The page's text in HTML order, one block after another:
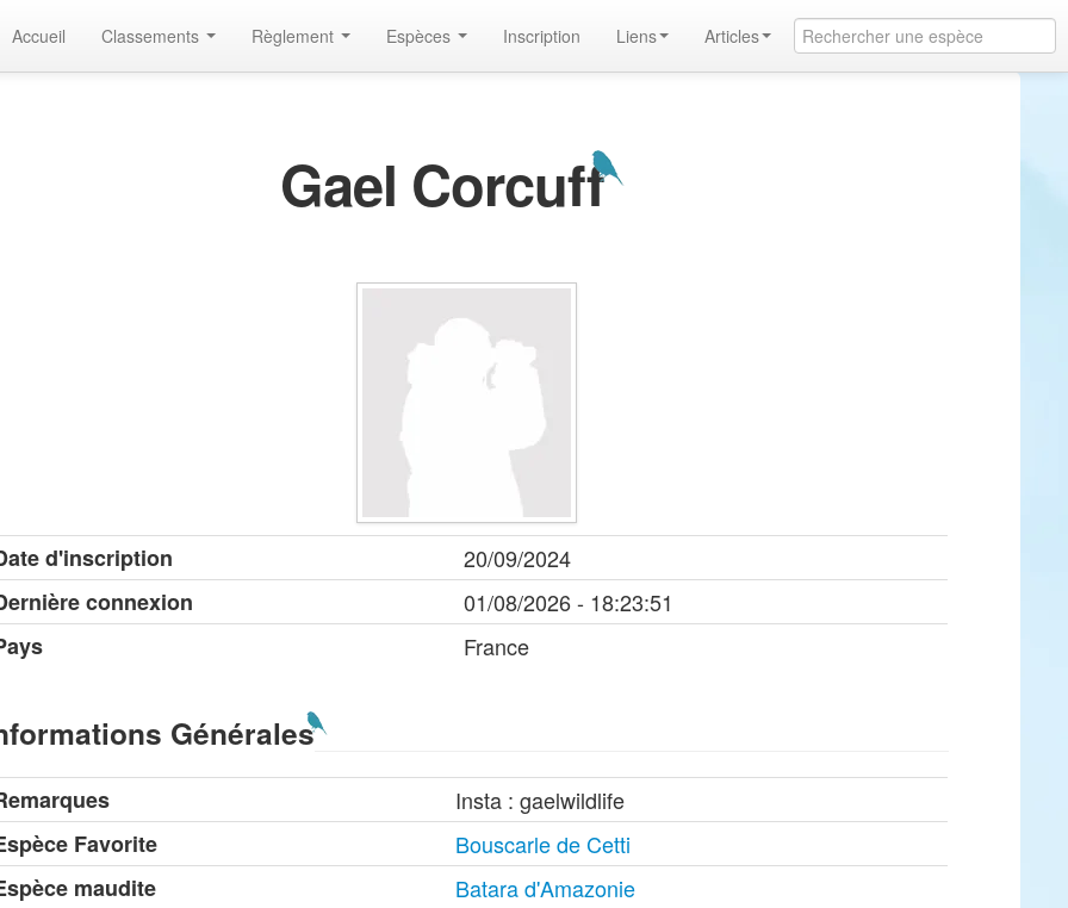
Accueil Classements Règlement Espèces Inscription Liens Articles
Gael Corcuff
d'inscription
20/09/2024
connexion
01/08/2026 - 18:23:51
France
Générales
Insta : gaelwildlife
Favorite
Bouscarle de Cetti
maudite
Batara d'Amazonie